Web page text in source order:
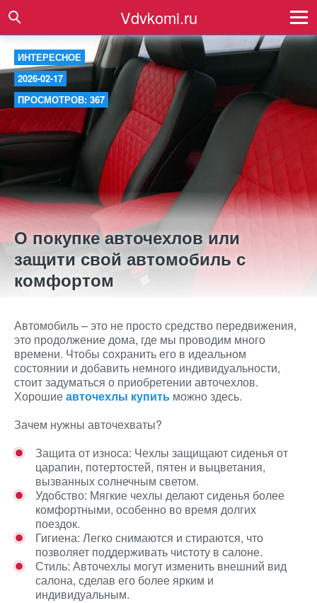
Vdvkomi.ru
ИНТЕРЕСНОЕ
2026-02-17
ПРОСМОТРОВ: 367
О покупке авточехлов или
защити свой автомобиль с
комфортом
Автомобиль – это не просто средство передвижения,
это продолжение дома, где мы проводим много
времени. Чтобы сохранить его в идеальном
состоянии и добавить немного индивидуальности,
стоит задуматься о приобретении авточехлов.
Хорошиеавточехлы купить можно здесь.
Зачем нужны авточехваты?
Защита от износа: Чехлы защищают сиденья от
царапин, потертостей, пятен и выцветания,
вызванных солнечным светом.
Удобство: Мягкие чехлы делают сиденья более
комфортными, особенно во время долгих
поездок.
Гигиена: Легко снимаются и стираются, что
позволяет поддерживать чистоту в салоне.
Стиль: Авточехлы могут изменить внешний вид
салона, сделав его более ярким и
индивидуальным.